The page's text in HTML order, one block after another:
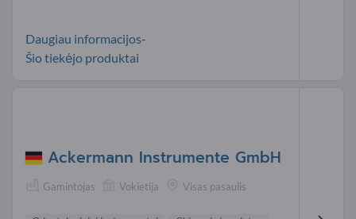
Daugiau informacijos-
Šio tiekėjo produktai
Ackermann Instrumente GmbH
Gamintojas Vokietija Visas pasaulis